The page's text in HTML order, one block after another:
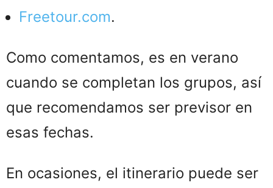
Freetour.com.
Como comentamos, es en verano
cuando se completan los grupos, así
que recomendamos ser previsor en
esas fechas.
En ocasiones, el itinerario puede ser